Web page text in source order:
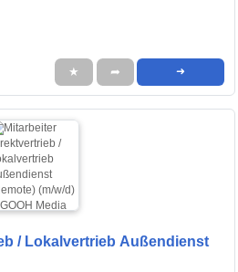
★ ➦ ➜
/ Lokalvertrieb Außendienst